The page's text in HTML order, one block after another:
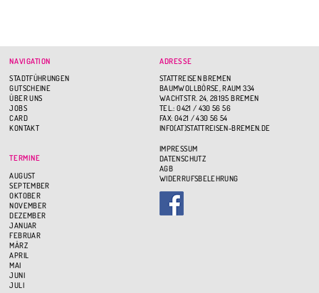
NAVIGATION
STADTFÜHRUNGEN
GUTSCHEINE
ÜBER UNS
JOBS
CARD
KONTAKT
TERMINE
AUGUST
SEPTEMBER
OKTOBER
NOVEMBER
DEZEMBER
JANUAR
FEBRUAR
MÄRZ
APRIL
MAI
JUNI
JULI
ADRESSE
STATTREISEN BREMEN
BAUMWOLLBÖRSE, RAUM 334
WACHTSTR. 24, 28195 BREMEN
TEL.: 0421 / 430 56 56
FAX: 0421 / 430 56 54
INFO(AT)STATTREISEN-BREMEN.DE
IMPRESSUM
DATENSCHUTZ
AGB
WIDERRUFSBELEHRUNG